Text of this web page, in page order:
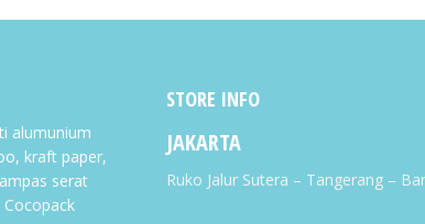
alumunium
kraft paper,
serat
STORE INFO
JAKARTA
Ruko Jalur Sutera – Tangerang –